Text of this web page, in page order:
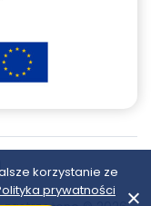
karciekorzystanie ze
prywatności